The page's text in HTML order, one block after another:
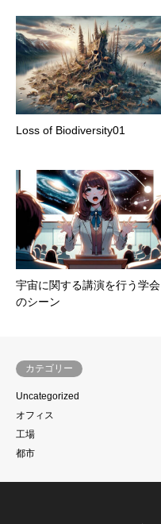
Loss of Biodiversity01
宇宙に関する講演を行う学会
のシーン
カテゴリー
Uncategorized
オフィス
工場
都市